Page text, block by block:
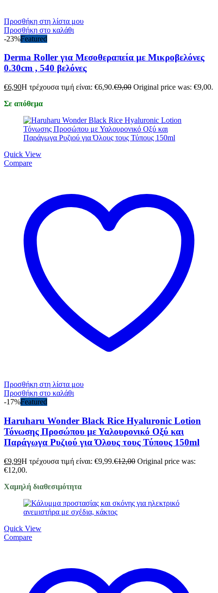
Προσθήκη στη λίστα μου
Προσθήκη στο καλάθι
-23%Featured
Derma Roller για Μεσοθεραπεία με Μικροβελόνες
0.30cm , 540 βελόνες
€6,90Η τρέχουσα τιμή είναι: €6,90.€9,00 Original price was: €9,00.
Σε απόθεμα
Quick View
Compare
Προσθήκη στη λίστα μου
Προσθήκη στο καλάθι
-17%Featured
Haruharu Wonder Black Rice Hyaluronic Lotion
Τόνωσης Προσώπου με Υαλουρονικό Οξύ και
Παράγωγα Ρυζιού για Όλους τους Τύπους 150ml
€9,99Η τρέχουσα τιμή είναι: €9,99.€12,00 Original price was:
€12,00.
Χαμηλή διαθεσιμότητα
Quick View
Compare